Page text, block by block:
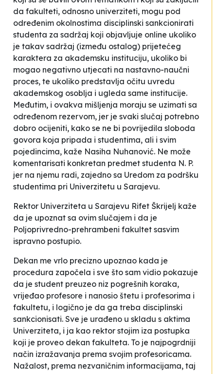
da fakulteti, odnosno univerziteti, mogu pod
određenim okolnostima disciplinski sankcionirati
studenta za sadržaj koji objavljuje online ukoliko
je takav sadržaj (između ostalog) prijetećeg
karaktera za akademsku instituciju, ukoliko bi
mogao negativno utjecati na nastavno-naučni
proces, te ukoliko predstavlja očitu uvredu
akademskog osoblja i ugleda same institucije.
Međutim, i ovakva mišljenja moraju se uzimati sa
određenom rezervom, jer je svaki slučaj potrebno
dobro ocijeniti, kako se ne bi povrijedila sloboda
govora koja pripada i studentima, ali i svim
pojedincima, kaže Nasiha Nuhanović. Ne može
komentarisati konkretan predmet studenta N. P.
jer na njemu radi, zajedno sa Uredom za podršku
studentima pri Univerzitetu u Sarajevu.
Rektor Univerziteta u Sarajevu Rifet Škrijelj kaže
da je upoznat sa ovim slučajem i da je
Poljoprivredno-prehrambeni fakultet sasvim
ispravno postupio.
Dekan me vrlo precizno upoznao kada je
procedura započela i sve što sam vidio pokazuje
da je student preuzeo niz pogrešnih koraka,
vrijeđao profesore i nanosio štetu i profesorima i
fakultetu, i logično je da ga treba disciplinski
sankcionisati. Sve je urađeno u skladu s aktima
Univerziteta, i ja kao rektor stojim iza postupka
koji je proveo dekan fakulteta. To je najpogrdniji
način izražavanja prema svojim profesoricama.
Nažalost, prema nezvaničnim informacijama, taj